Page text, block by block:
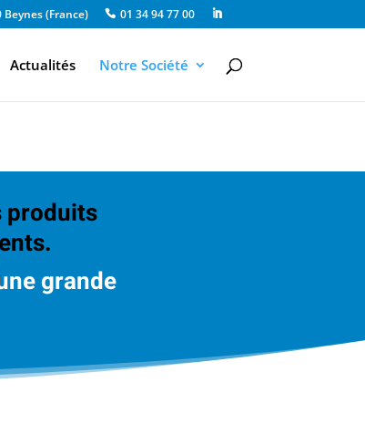
Beynes (France) 01 34 94 77 00
Actualités Notre Société
produits
grande